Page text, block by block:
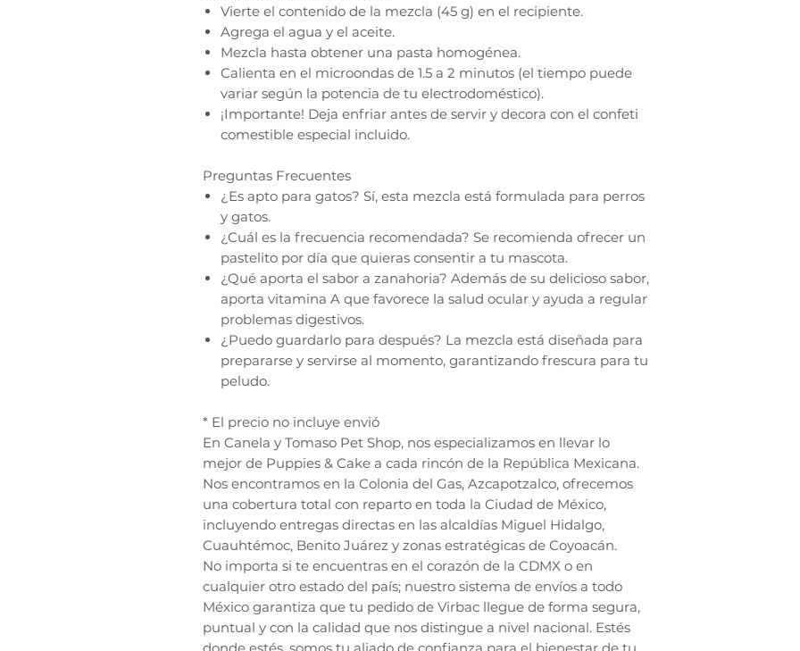
Vierte el contenido de la mezcla (45 g) en el recipiente.
Agrega el agua y el aceite.
Mezcla hasta obtener una pasta homogénea.
Calienta en el microondas de 1.5 a 2 minutos (el tiempo puede
variar según la potencia de tu electrodoméstico).
¡Importante! Deja enfriar antes de servir y decora con el confeti
comestible especial incluido.
Preguntas Frecuentes
¿Es apto para gatos? Sí, esta mezcla está formulada para perros
y gatos.
¿Cuál es la frecuencia recomendada? Se recomienda ofrecer un
pastelito por día que quieras consentir a tu mascota.
¿Qué aporta el sabor a zanahoria? Además de su delicioso sabor,
aporta vitamina A que favorece la salud ocular y ayuda a regular
problemas digestivos.
¿Puedo guardarlo para después? La mezcla está diseñada para
prepararse y servirse al momento, garantizando frescura para tu
peludo.
* El precio no incluye envió
En Canela y Tomaso Pet Shop, nos especializamos en llevar lo
mejor de Puppies & Cake a cada rincón de la República Mexicana.
Nos encontramos en la Colonia del Gas, Azcapotzalco, ofrecemos
una cobertura total con reparto en toda la Ciudad de México,
incluyendo entregas directas en las alcaldías Miguel Hidalgo,
Cuauhtémoc, Benito Juárez y zonas estratégicas de Coyoacán.
No importa si te encuentras en el corazón de la CDMX o en
cualquier otro estado del país; nuestro sistema de envíos a todo
México garantiza que tu pedido de Virbac llegue de forma segura,
puntual y con la calidad que nos distingue a nivel nacional. Estés